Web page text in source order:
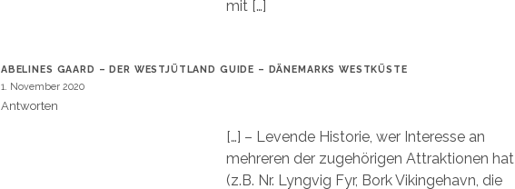
mit […]
ABELINES GAARD – DER WESTJÜTLAND GUIDE – DÄNEMARKS WESTKÜSTE
1. November 2020
Antworten
[…] – Levende Historie, wer Interesse an
mehreren der zugehörigen Attraktionen hat
(z.B. Nr. Lyngvig Fyr, Bork Vikingehavn, die